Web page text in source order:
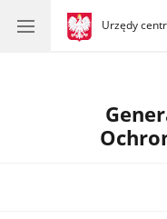
gov.pl
Urzędy
gov.pl
Urzędy